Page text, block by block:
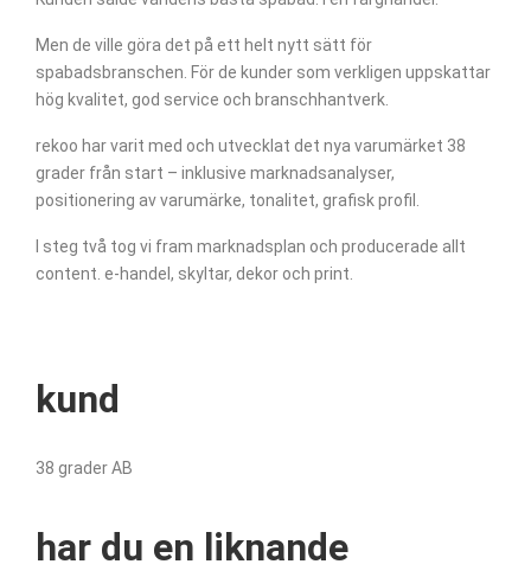
Men de ville göra det på ett helt nytt sätt för
spabadsbranschen. För de kunder som verkligen uppskattar
hög kvalitet, god service och branschhantverk.
rekoo har varit med och utvecklat det nya varumärket 38
grader från start – inklusive marknadsanalyser,
positionering av varumärke, tonalitet, grafisk profil.
I steg två tog vi fram marknadsplan och producerade allt
content. e-handel, skyltar, dekor och print.
kund
38 grader AB
har du en liknande